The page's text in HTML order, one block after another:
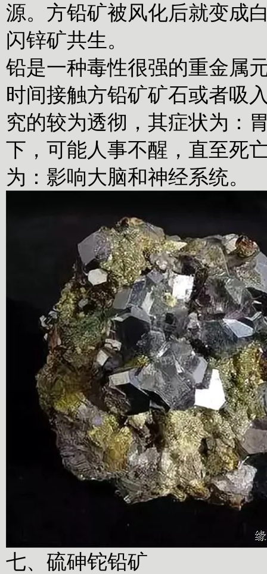
源。方铅矿被风化后就变成
闪锌矿共生。
铅是一种毒性很强的重金属
时间接触方铅矿矿石或者吸
究的较为透彻，其症状为：
下，可能人事不醒，直至死
为：影响大脑和神经系统。
七、硫砷铊铅矿